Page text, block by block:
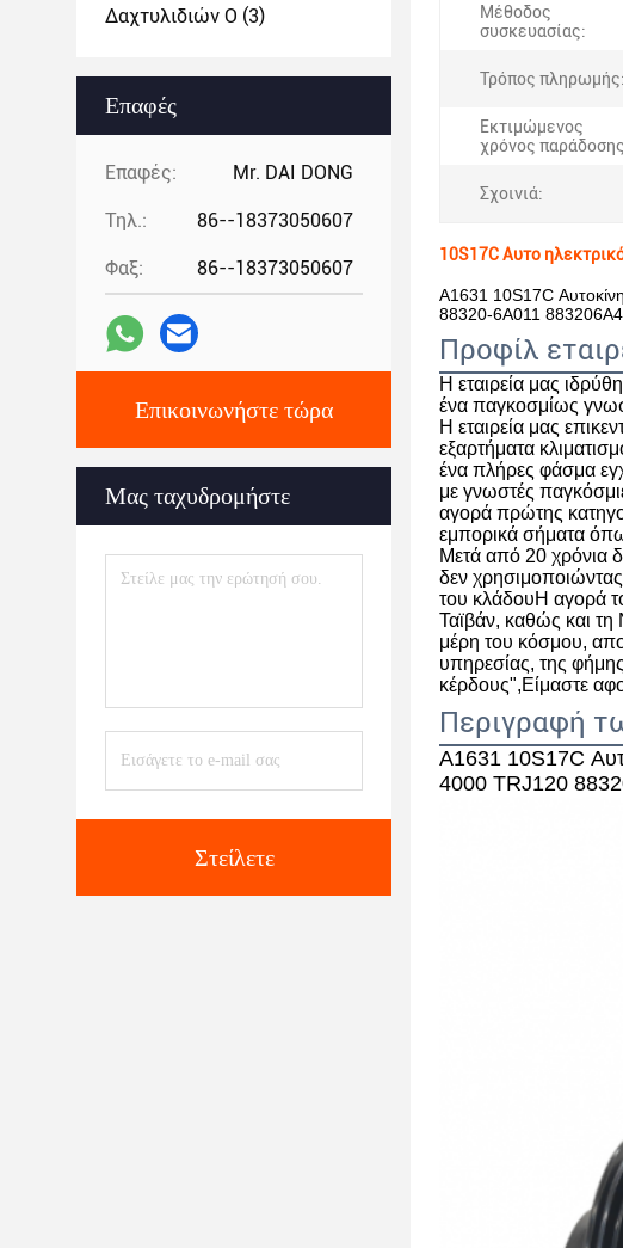
Δαχτυλιδιών Ο (3)
Επαφές
Επαφές: Mr. DAI DONG
Τηλ.: 86--18373050607
Φαξ: 86--18373050607
Επικοινωνήστε τώρα
Μας ταχυδρομήστε
Στείλετε
Μέθοδος
συσκευασίας:
Τρόπος πληρωμής:
Εκτιμώμενος
χρόνος
Σχοινιά:
10S17C Αυτο
A1631 10S17C
88320-6A011
Προφίλ
Η εταιρεία μας
ένα παγκοσμίως
Η εταιρεία μας
εξαρτήματα
ένα πλήρες φάσμα
με γνωστές
αγορά πρώτης
εμπορικά σήματα
Μετά από 20 χρόνια
δεν
του κλάδουΗ αγορά
Ταϊβάν, καθώς και τη
μέρη του κόσμου,
υπηρεσίας, της
κέρδους",Είμαστε
Περιγραφή
A1631 10S17C
4000 TRJ120